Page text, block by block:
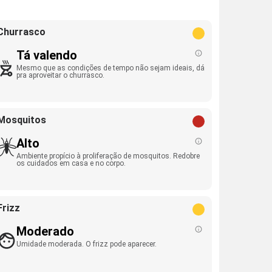
Tá valendo
Mesmo que as condições de tempo não sejam ideais, dá
pra aproveitar o churrasco.
Alto
Ambiente propício à proliferação de mosquitos. Redobre
os cuidados em casa e no corpo.
Moderado
Umidade moderada. O frizz pode aparecer.